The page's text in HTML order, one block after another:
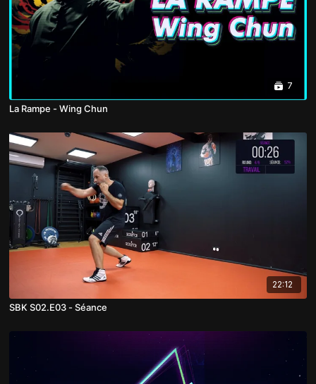
7
La Rampe - Wing Chun
22:12
SBK S02.E03 - Séance